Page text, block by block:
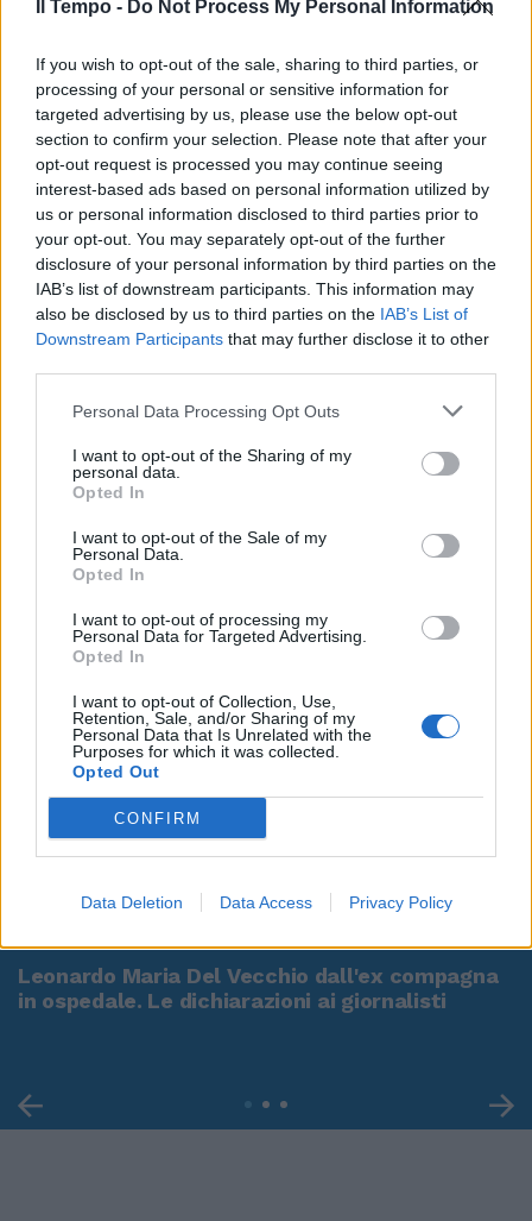
Il Tempo - Do Not Process My Personal Information
If you wish to opt-out of the sale, sharing to third parties, or
processing of your personal or sensitive information for
targeted advertising by us, please use the below opt-out
section to confirm your selection. Please note that after your
opt-out request is processed you may continue seeing
interest-based ads based on personal information utilized by
us or personal information disclosed to third parties prior to
your opt-out. You may separately opt-out of the further
disclosure of your personal information by third parties on the
IAB’s list of downstream participants. This information may
also be disclosed by us to third parties on the IAB’s List of
Downstream Participants that may further disclose it to other
Personal Data Processing Opt Outs
I want to opt-out of the Sharing of my
personal data.
Opted In
I want to opt-out of the Sale of my
Personal Data.
Opted In
I want to opt-out of processing my
Personal Data for Targeted Advertising.
Opted In
I want to opt-out of Collection, Use,
Retention, Sale, and/or Sharing of my
Personal Data that Is Unrelated with the
Purposes for which it was collected.
Opted Out
CONFIRM
Data Deletion Data Access Privacy Policy
00:00 01:16
Leonardo Maria Del Vecchio dall'ex compagna
in ospedale. Le dichiarazioni ai giornalisti